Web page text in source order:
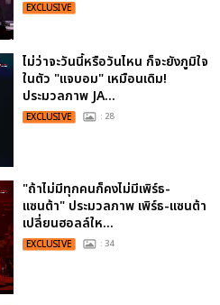
EXCLUSIVE
ไม่ว่าจะวันนี้หรือวันไหน ก็จะยังภูมิใจ
ในตัว "แจบอม" เหมือนเดิม!
ประมวลภาพ JA...
EXCLUSIVE : 28
"ถ้าไม่มีทุกคนก็คงไม่มีเพิร์ธ-
แซนต้า" ประมวลภาพ เพิร์ธ-แซนต้า
เปลี่ยนฮอลล์ให...
EXCLUSIVE : 34